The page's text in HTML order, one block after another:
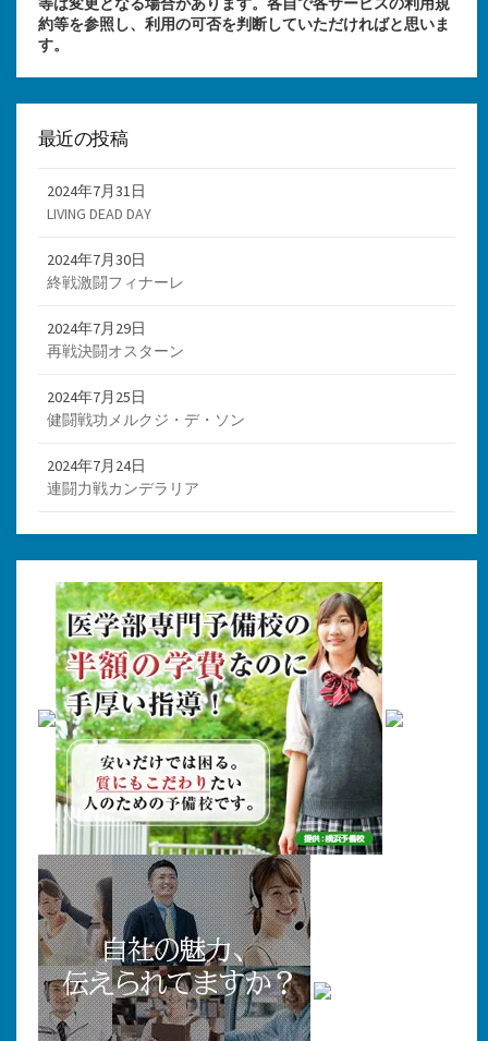
約等を参照し、利用の可否を判断していただければと思いま
す。
最近の投稿
2024年7月31日
LIVING DEAD DAY
2024年7月30日
終戦激闘フィナーレ
2024年7月29日
再戦決闘オスターン
2024年7月25日
健闘戦功メルクジ・デ・ソン
2024年7月24日
連闘力戦カンデラリア